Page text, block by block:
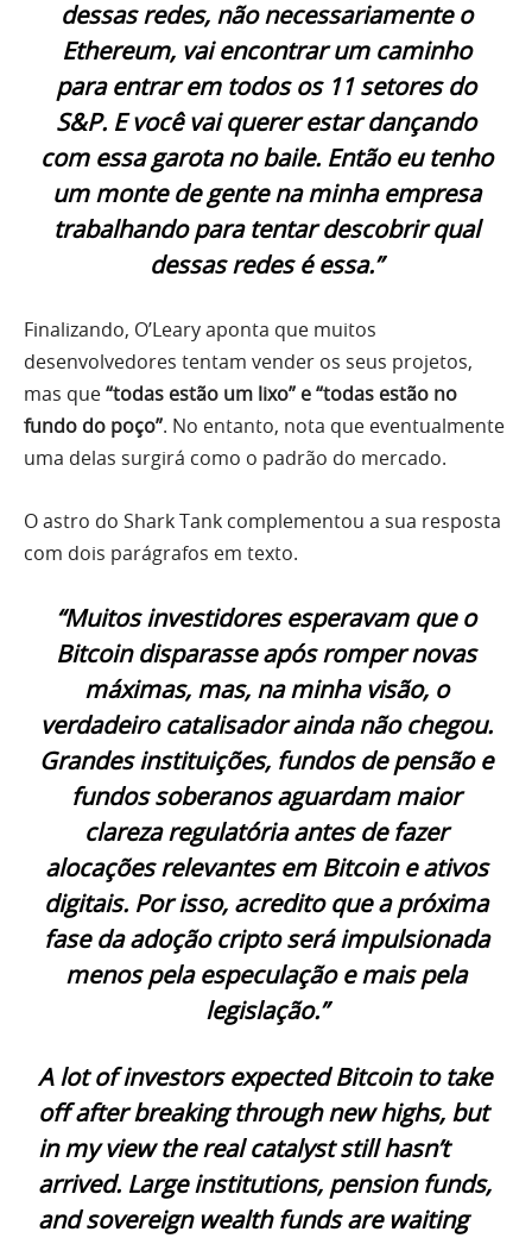
dessas redes, não necessariamente o
Ethereum, vai encontrar um caminho
para entrar em todos os 11 setores do
S&P. E você vai querer estar dançando
com essa garota no baile. Então eu tenho
um monte de gente na minha empresa
trabalhando para tentar descobrir qual
dessas redes é essa.”
Finalizando, O’Leary aponta que muitos
desenvolvedores tentam vender os seus projetos,
mas que“todas estão um lixo” e “todas estão no
fundo do poço”. No entanto, nota que eventualmente
uma delas surgirá como o padrão do mercado.
O astro do Shark Tank complementou a sua resposta
com dois parágrafos em texto.
“Muitos investidores esperavam que o
Bitcoin disparasse após romper novas
máximas, mas, na minha visão, o
verdadeiro catalisador ainda não chegou.
Grandes instituições, fundos de pensão e
fundos soberanos aguardam maior
clareza regulatória antes de fazer
alocações relevantes em Bitcoin e ativos
digitais. Por isso, acredito que a próxima
fase da adoção cripto será impulsionada
menos pela especulação e mais pela
legislação.”
A lot of investors expected Bitcoin to take
off after breaking through new highs, but
in my view the real catalyst still hasn’t
arrived. Large institutions, pension funds,
and sovereign wealth funds are waiting